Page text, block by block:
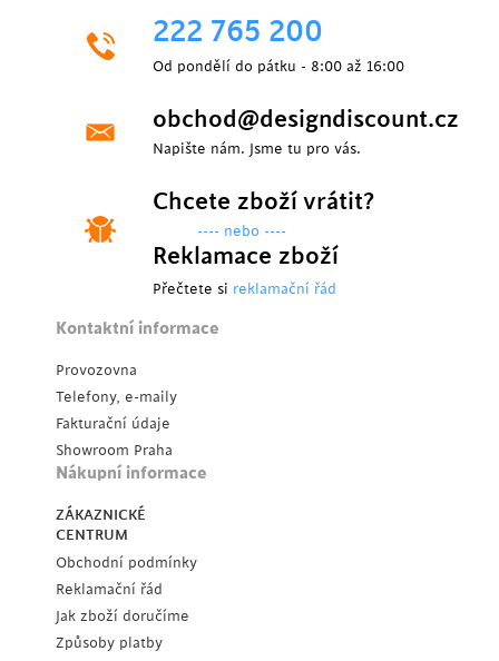
222 765 200
Od pondělí do pátku - 8:00 až 16:00
obchod@designdiscount.cz
Napište nám. Jsme tu pro vás.
Chcete zboží vrátit?
---- nebo ----
Reklamace zboží
Přečtete si reklamační řád
Kontaktní informace
Provozovna
Telefony, e-maily
Fakturační údaje
Showroom Praha
Nákupní informace
ZÁKAZNICKÉ
CENTRUM
Obchodní podmínky
Reklamační řád
Jak zboží doručíme
Způsoby platby